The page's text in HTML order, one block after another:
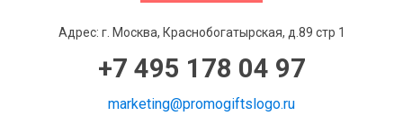
Адрес: г. Москва, Краснобогатырская, д.89 стр 1
+7 495 178 04 97
marketing@promogiftslogo.ru